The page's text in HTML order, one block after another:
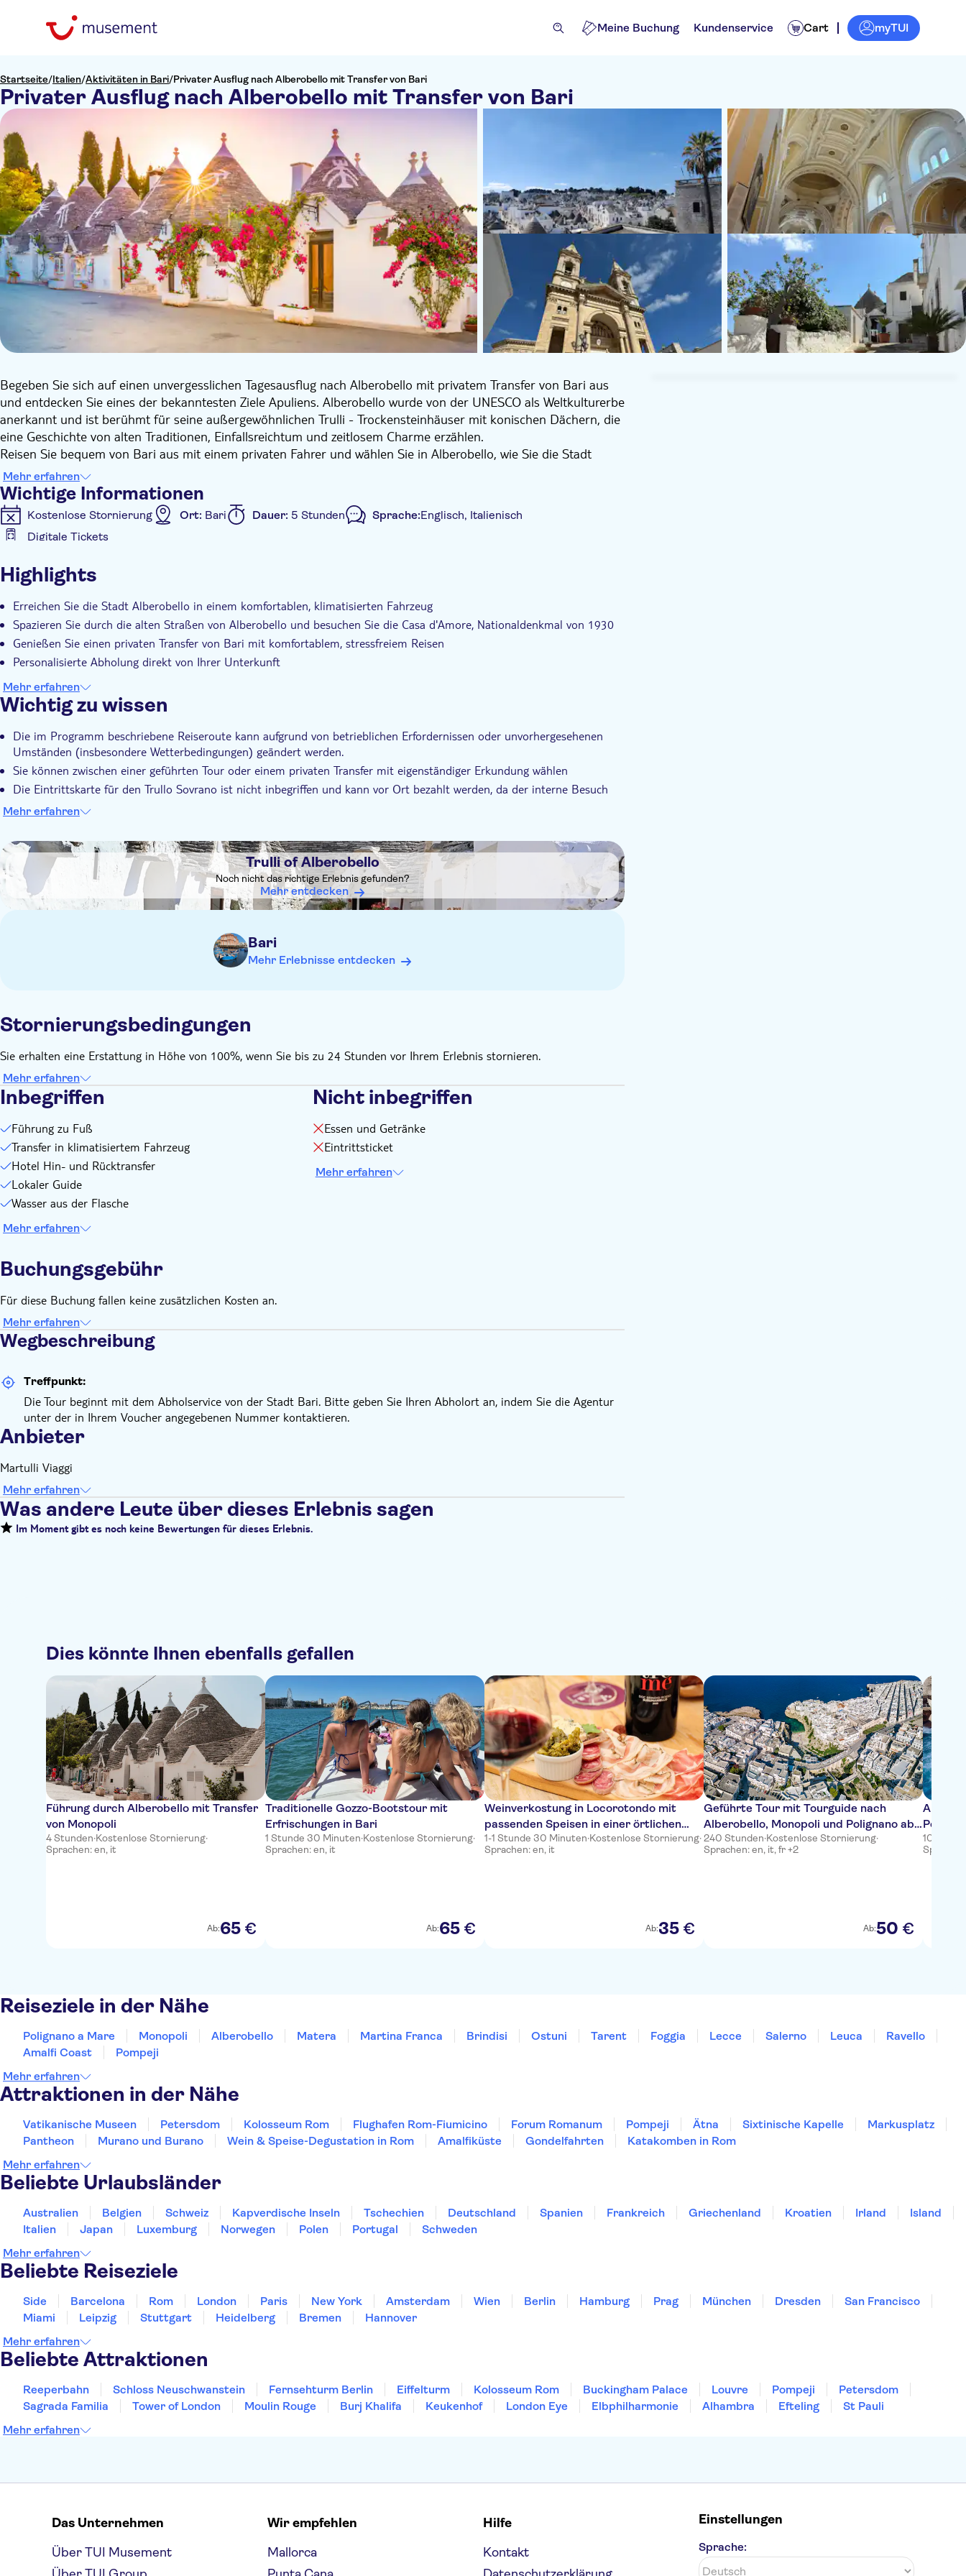
Meine Buchung Kundenservice Cart myTUI
Startseite/Italien/Aktivitäten in Bari/Privater Ausflug nach Alberobello mit Transfer von Bari
Privater Ausflug nach Alberobello mit Transfer von Bari
Begeben Sie sich auf einen unvergesslichen Tagesausflug nach Alberobello mit privatem Transfer von Bari aus
und entdecken Sie eines der bekanntesten Ziele Apuliens. Alberobello wurde von der UNESCO als Weltkulturerbe
anerkannt und ist berühmt für seine außergewöhnlichen Trulli - Trockensteinhäuser mit konischen Dächern, die
eine Geschichte von alten Traditionen, Einfallsreichtum und zeitlosem Charme erzählen.
Reisen Sie bequem von Bari aus mit einem privaten Fahrer und wählen Sie in Alberobello, wie Sie die Stadt
erleben möchten. Es stehen zwei Optionen zur Verfügung, die auf unterschiedliche Reisestile abgestimmt sind.
Bei der geführten Variante nehmen Sie an einem Rundgang teil, der von einem ortskundigen Tourguide geleitet
wird, der die Geschichte von Alberobello durch Geschichten, Anekdoten und kulturelle Einblicke zum Leben
erweckt. Bei einem Spaziergang durch die historischen Viertel Rione Monti und Aia Piccola werden Sie
feststellen, warum diese Stadt wie ein Freilichtmuseum wirkt. Zu den Höhepunkten gehören der Blick auf den
Lucia, wo sich Reihen von Trulli zu einer wahrhaft postkartenwürdigen Szene entfalten.
Wenn Sie Flexibilität bevorzugen, wählen Sie die Option der unabhängigen Erkundung und genießen Sie freie
Zeit, um in Ihrem eigenen Tempo zu wandern. Stöbern Sie in den Kunsthandwerksläden, machen Sie Fotos,
genießen Sie ein entspanntes Mittagessen oder lassen Sie einfach die einzigartige Atmosphäre auf sich wirken,
ohne dass Sie einen geführten Spaziergang machen müssen.
Ob mit Führung oder auf eigene Faust, dieses Erlebnis bietet eine perfekte Mischung aus Komfort, Entdeckung
Mehr erfahren
Wichtige Informationen
Kostenlose Stornierung Ort: Bari Dauer: 5 Stunden Sprache:Englisch, Italienisch
Digitale Tickets
Sofortbestätigung
Expertenleitfaden
Inklusive Transfer
Highlights
Erreichen Sie die Stadt Alberobello in einem komfortablen, klimatisierten Fahrzeug
Spazieren Sie durch die alten Straßen von Alberobello und besuchen Sie die Casa d'Amore, Nationaldenkmal von 1930
Genießen Sie einen privaten Transfer von Bari mit komfortablem, stressfreiem Reisen
Personalisierte Abholung direkt von Ihrer Unterkunft
Mehr erfahren
Wichtig zu wissen
Die im Programm beschriebene Reiseroute kann aufgrund von betrieblichen Erfordernissen oder unvorhergesehenen
Umständen (insbesondere Wetterbedingungen) geändert werden.
Sie können zwischen einer geführten Tour oder einem privaten Transfer mit eigenständiger Erkundung wählen
Die Eintrittskarte für den Trullo Sovrano ist nicht inbegriffen und kann vor Ort bezahlt werden, da der interne Besuch
optional ist.
Mehr erfahren
DSA1Trulli of Alberobello
Trulli of Alberobello
Noch nicht das richtige Erlebnis gefunden?
Mehr entdecken
Bari
Mehr Erlebnisse entdecken
Stornierungsbedingungen
Sie erhalten eine Erstattung in Höhe von 100%, wenn Sie bis zu 24 Stunden vor Ihrem Erlebnis stornieren.
Mehr erfahren
Inbegriffen
Führung zu Fuß
Transfer in klimatisiertem Fahrzeug
Hotel Hin- und Rücktransfer
Lokaler Guide
Wasser aus der Flasche
Mehr erfahren
Nicht inbegriffen
Essen und Getränke
Eintrittsticket
Mehr erfahren
Buchungsgebühr
Für diese Buchung fallen keine zusätzlichen Kosten an.
Mehr erfahren
Wegbeschreibung
Treffpunkt:
Die Tour beginnt mit dem Abholservice von der Stadt Bari. Bitte geben Sie Ihren Abholort an, indem Sie die Agentur
unter der in Ihrem Voucher angegebenen Nummer kontaktieren.
Anbieter
Martulli Viaggi
Mehr erfahren
Was andere Leute über dieses Erlebnis sagen
Im Moment gibt es noch keine Bewertungen für dieses Erlebnis.
Dies könnte Ihnen ebenfalls gefallen
Führung durch Alberobello mit Transfer
von Monopoli
4 Stunden·Kostenlose Stornierung·
Sprachen: en, it
Ab:65 €
Traditionelle Gozzo-Bootstour mit
Erfrischungen in Bari
1 Stunde 30 Minuten·Kostenlose Stornierung·
Sprachen: en, it
Ab:65 €
Weinverkostung in Locorotondo mit
passenden Speisen in einer örtlichen
Weinhandlung
1-1 Stunde 30 Minuten·Kostenlose Stornierung·
Sprachen: en, it
Ab:35 €
Geführte Tour mit Tourguide nach
Alberobello, Monopoli und Polignano ab
Bari oder Polignano a Mare
240 Stunden·Kostenlose Stornierung·
Sprachen: en, it, fr +2
Ab:50 €
10
Reiseziele in der Nähe
Polignano a Mare Monopoli Alberobello Matera Martina Franca Brindisi Ostuni Tarent Foggia Lecce Salerno Leuca
Ravello
Amalfi Coast
Pompeji
Mehr erfahren
Attraktionen in der Nähe
Vatikanische Museen Petersdom Kolosseum Rom Flughafen Rom-Fiumicino Forum Romanum Pompeji Ätna Sixtinische Kapelle
Markusplatz
Pantheon
Murano und Burano Wein & Speise-Degustation in Rom Amalfiküste Gondelfahrten
Katakomben in Rom
Mehr erfahren
Beliebte Urlaubsländer
Australien Belgien Schweiz Kapverdische Inseln Tschechien Deutschland Spanien Frankreich Griechenland Kroatien Irland
Island
Italien
Japan Luxemburg Norwegen Polen Portugal
Schweden
Mehr erfahren
Beliebte Reiseziele
Side Barcelona Rom London Paris New York Amsterdam Wien Berlin Hamburg Prag München Dresden
San Francisco
Miami
Leipzig Stuttgart Heidelberg Bremen
Hannover
Mehr erfahren
Beliebte Attraktionen
Reeperbahn Schloss Neuschwanstein Fernsehturm Berlin Eiffelturm Kolosseum Rom Buckingham Palace Louvre Pompeji
Petersdom
Sagrada Familia
Tower of London Moulin Rouge Burj Khalifa Keukenhof London Eye Elbphilharmonie Alhambra Efteling
St Pauli
Mehr erfahren
Das Unternehmen
Über TUI Musement
Wir empfehlen
Mallorca
Hilfe
Kontakt
Einstellungen
Sprache: